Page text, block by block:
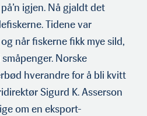
å selge til under minstepris. Til slutt
igjen. Nå gjaldt det
Tidene var
når fiskerne fikk mye sild,
Norske
hverandre for å bli kvitt
Sigurd K. Asserson
om en eksport-